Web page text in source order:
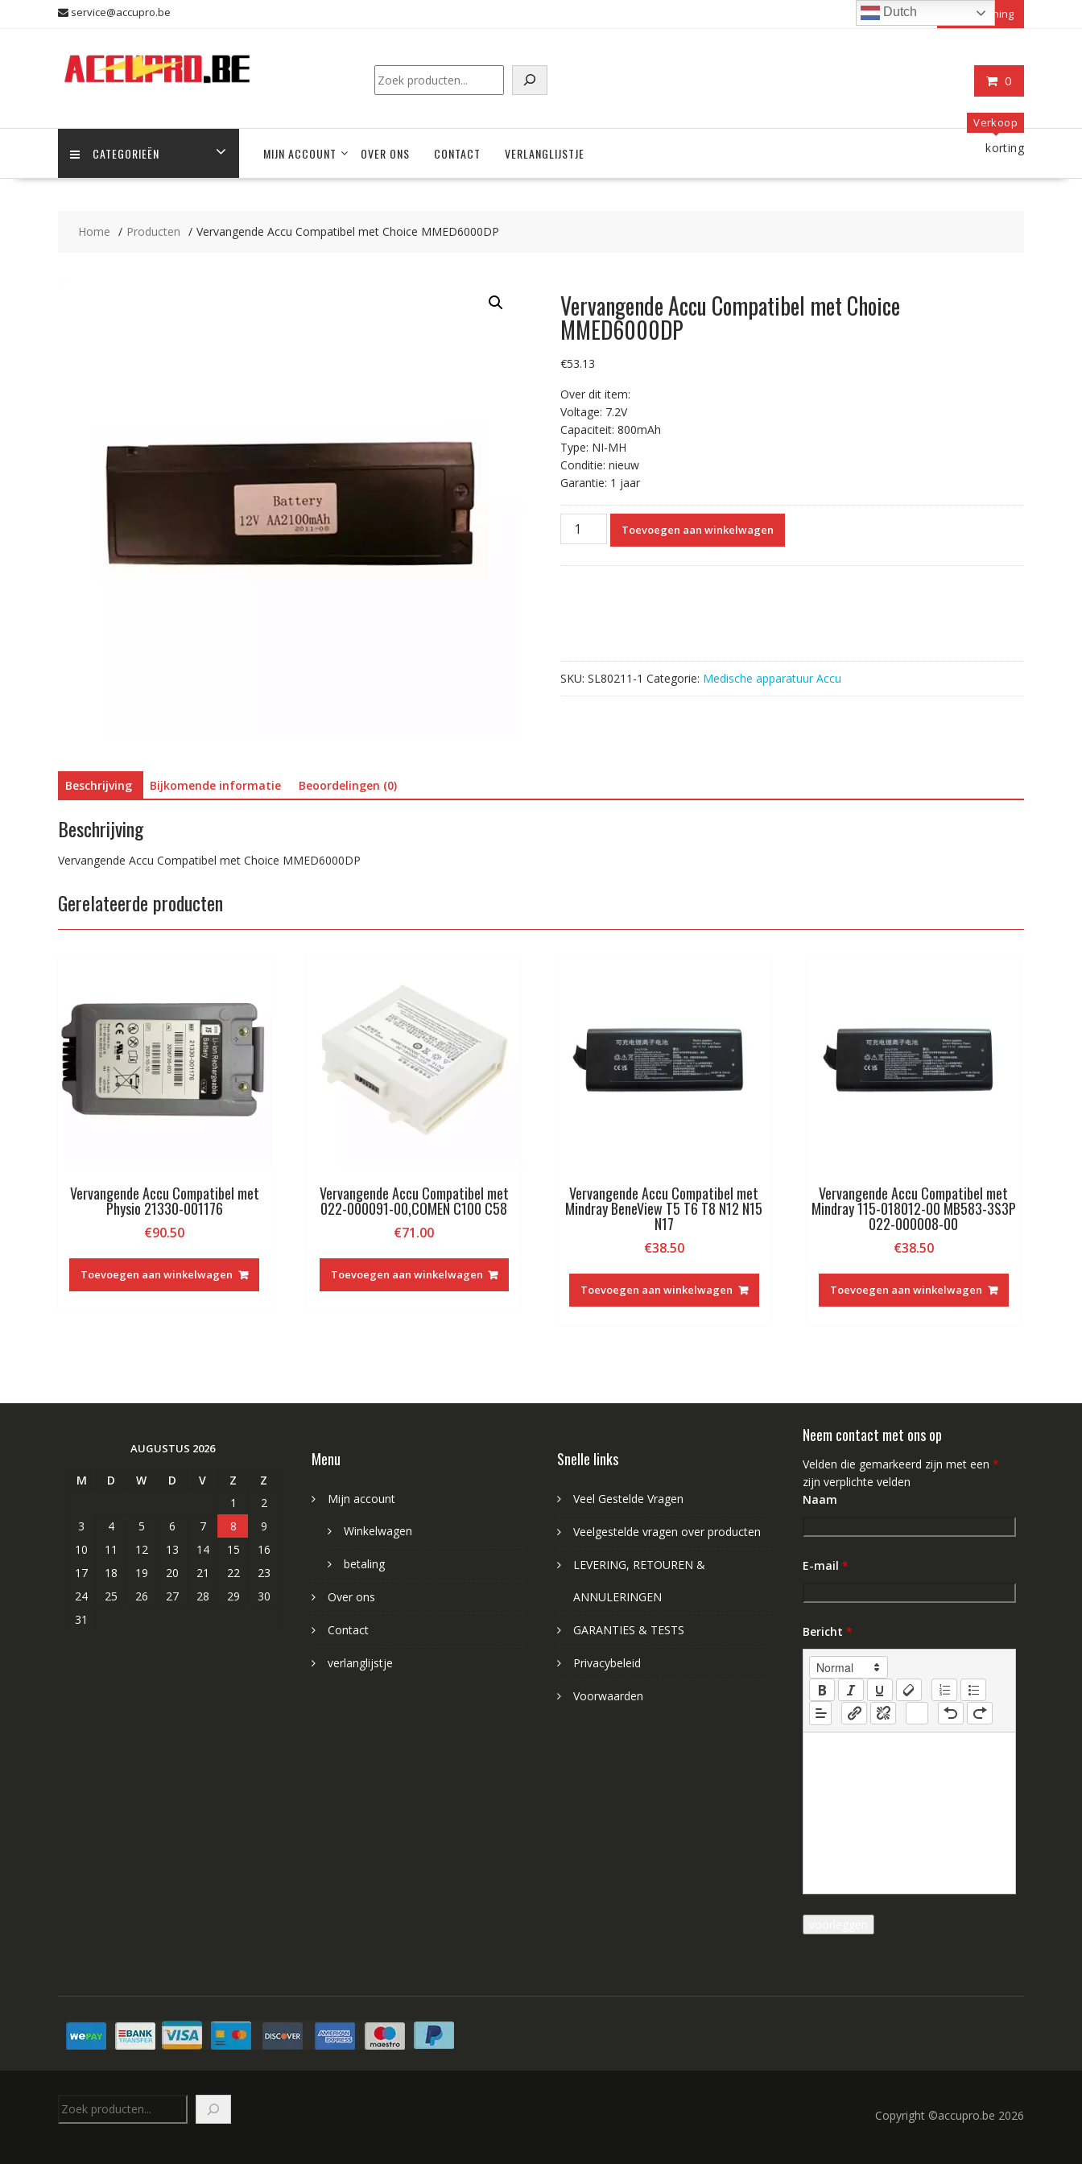
service@accupro.be Mijn rekening
0
Zoeken
CATEGORIEËN MIJN ACCOUNT OVER ONS CONTACT VERLANGLIJSTJE
Verkoop
korting
Home Producten Vervangende Accu Compatibel met Choice MMED6000DP
Vervangende Accu Compatibel met Choice
MMED6000DP
€53.13
Over dit item:
Voltage: 7.2V
Capaciteit: 800mAh
Type: NI-MH
Conditie: nieuw
Garantie: 1 jaar
Vervangende
Accu
Toevoegen aan winkelwagen
SKU: SL80211-1 Categorie: Medische apparatuur Accu
Beschrijving Bijkomende informatie Beoordelingen (0)
Beschrijving
Vervangende Accu Compatibel met Choice MMED6000DP
Gerelateerde producten
Vervangende Accu Compatibel met
Physio 21330-001176
€90.50
Toevoegen aan winkelwagen
Vervangende Accu Compatibel met
022-000091-00,COMEN C100 C58
€71.00
Toevoegen aan winkelwagen
Vervangende Accu Compatibel met
Mindray BeneView T5 T6 T8 N12 N15
N17
€38.50
Toevoegen aan winkelwagen
Vervangende Accu Compatibel met
Mindray 115-018012-00 MB583-3S3P
022-000008-00
€38.50
Toevoegen aan winkelwagen
AUGUSTUS 2026
M D W D V Z
Z
1
2
3
4 5 6 7 8
9
10
11 12 13 14 15
16
17
18 19 20 21 22
23
24
25 26 27 28 29
30
31
Menu
Mijn account
Winkelwagen
betaling
Over ons
Contact
verlanglijstje
Snelle links
Veel Gestelde Vragen
Veelgestelde vragen over producten
LEVERING, RETOUREN &
ANNULERINGEN
GARANTIES & TESTS
Privacybeleid
Voorwaarden
Neem contact met ons op
Velden die gemarkeerd zijn met een *
zijn verplichte velden
Naam
E-mail *
Bericht *
Zoeken
Copyright ©accupro.be 2026
Dutch